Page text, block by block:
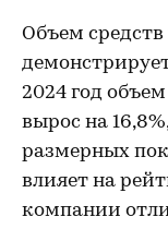
Объем
2024 год
вырос на
размерных
влияет на
компании